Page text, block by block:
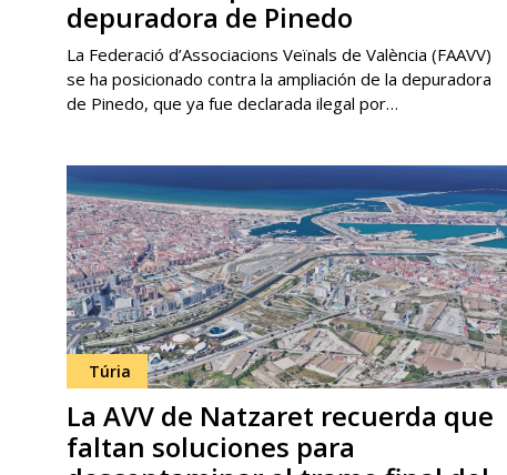
depuradora de Pinedo
La Federació d’Associacions Veïnals de València (FAAVV)
se ha posicionado contra la ampliación de la depuradora
de Pinedo, que ya fue declarada ilegal por…
Túria
La AVV de Natzaret recuerda que
faltan soluciones para